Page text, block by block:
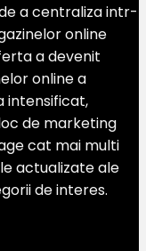
a centraliza intr-
online
a devenit
online a
intensificat,
de marketing
cat mai multi
actualizate ale
de interes.